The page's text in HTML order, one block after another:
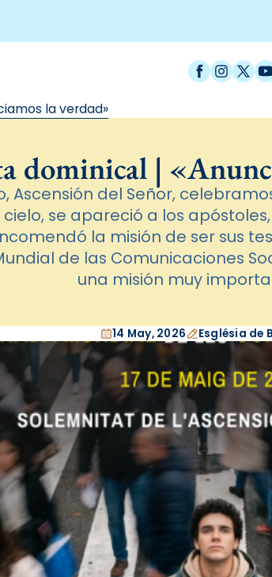
Facebook
X /
la verdad»
dominical |
Ascensión del Señor,
se apareció a los
la misión de ser sus
de las Comunicaciones
una misión muy
14 May, 2026 Església de